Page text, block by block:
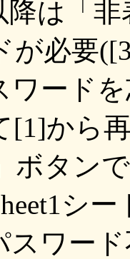
「非
が必要
を忘
[1]から
タンで
シ
不要